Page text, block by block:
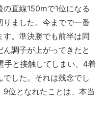
直線150mで1位になる
りました。今までで一番
す。準決勝でも前半は同
調子が上がってきたと
手と接触してしまい、4着
した。それは残念でし
位となれたことは、本当